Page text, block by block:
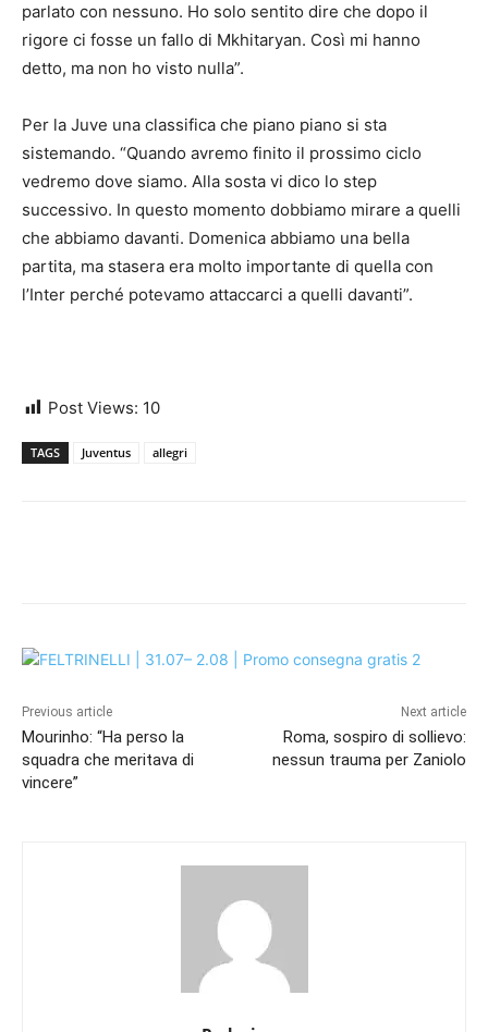
parlato con nessuno. Ho solo sentito dire che dopo il
rigore ci fosse un fallo di Mkhitaryan. Così mi hanno
detto, ma non ho visto nulla”.
Per la Juve una classifica che piano piano si sta
sistemando. “Quando avremo finito il prossimo ciclo
vedremo dove siamo. Alla sosta vi dico lo step
successivo. In questo momento dobbiamo mirare a quelli
che abbiamo davanti. Domenica abbiamo una bella
partita, ma stasera era molto importante di quella con
l’Inter perché potevamo attaccarci a quelli davanti”.
Post Views: 10
TAGS Juventus allegri
Previous article
Mourinho: “Ha perso la
squadra che meritava di
vincere”
Next article
Roma, sospiro di sollievo:
nessun trauma per Zaniolo